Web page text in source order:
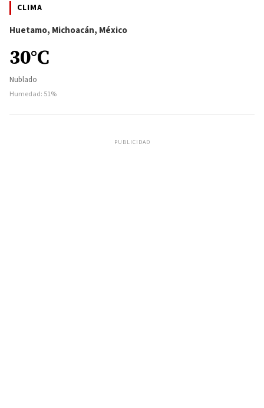
CLIMA
Huetamo, Michoacán, México
30°C
Nublado
Humedad: 51%
PUBLICIDAD